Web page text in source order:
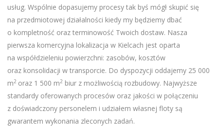
usług. Wspólnie dopasujemy procesy tak byś mógł skupić się
na przedmiotowej działalności kiedy my będziemy dbać
o kompletność oraz terminowość Twoich dostaw. Nasza
pierwsza komercyjna lokalizacja w Kielcach jest oparta
na współdzieleniu powierzchni: zasobów, kosztów
oraz konsolidacji w transporcie. Do dyspozycji oddajemy 25 000
m2 oraz 1 500 m2 biur z możliwością rozbudowy. Najwyższe
standardy oferowanych procesów oraz jakości w połączeniu
z doświadczony personelem i udziałem własnej floty są
gwarantem wykonania zleconych zadań.